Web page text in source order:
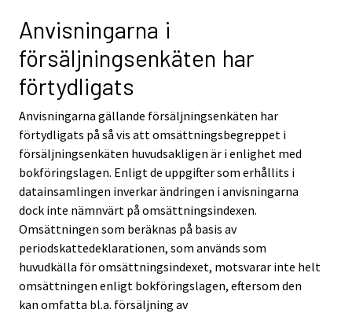
Anvisningarna i
försäljningsenkäten har
förtydligats
Anvisningarna gällande försäljningsenkäten har
förtydligats på så vis att omsättningsbegreppet i
försäljningsenkäten huvudsakligen är i enlighet med
bokföringslagen. Enligt de uppgifter som erhållits i
datainsamlingen inverkar ändringen i anvisningarna
dock inte nämnvärt på omsättningsindexen.
Omsättningen som beräknas på basis av
periodskattedeklarationen, som används som
huvudkälla för omsättningsindexet, motsvarar inte helt
omsättningen enligt bokföringslagen, eftersom den
kan omfatta bl.a. försäljning av